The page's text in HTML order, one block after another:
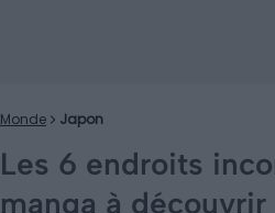
Monde Japon
Les 6 endroits
manga à découvrir